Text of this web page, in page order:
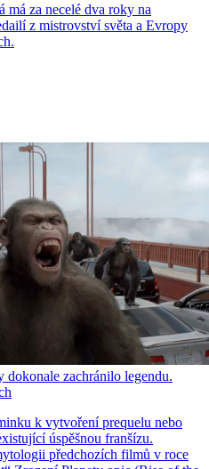
má za necelé dva roky na
z mistrovství světa a Evropy
dokonale zachránilo legendu.
k vytvoření prequelu nebo
úspěšnou franšízu.
předchozích filmů v roce